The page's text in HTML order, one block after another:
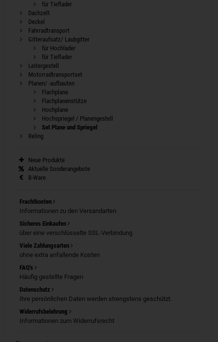
für Tieflader
Dachzelt
Deckel
Fahrradtransport
Gitteraufsatz/ Laubgitter
für Hochlader
für Tieflader
Leitergestell
Motorradtransportset
Planen/ -aufbauten
Flachplane
Flachplanenstütze
Hochplane
Hochspriegel / Planengestell
Set Plane und Spriegel
Reling
Neue Produkte
Aktuelle Sonderangebote
B-Ware
Frachtkosten
Informationen zu den Versandarten
Sicheres Einkaufen
über eine verschlüsselte SSL-Verbindung
Viele Zahlungsarten
ohne extra anfallende Kosten
FAQ's
Häufig gestellte Fragen
Datenschutz
Ihre persönlichen Daten werden strengstens geschützt.
Widerrufsbelehrung
Informationen zum Widerrufsrecht